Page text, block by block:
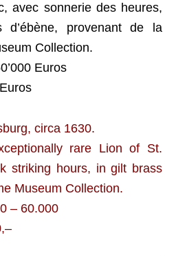
avec sonnerie des heures,
d’ébène, provenant de la
Collection.
Euros
circa 1630.
rare Lion of St.
striking hours, in gilt brass
Museum Collection.
– 60.000